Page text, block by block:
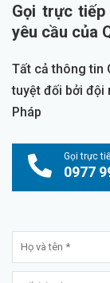
Gọi trực
yêu cầu của
Tất cả thông tin
tuyệt đối bởi đội
Pháp
Gọi trực
0977